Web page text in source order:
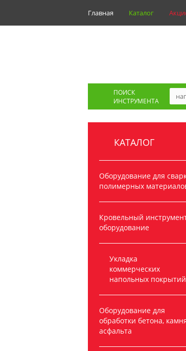
Главная Каталог
ПОИСК
ИНСТРУМЕНТА
КАТАЛОГ
Оборудование для
полимерных
Кровельный
оборудование
Укладка
коммерческих
напольных покрытий
Оборудование для
обработки бетона,
асфальта